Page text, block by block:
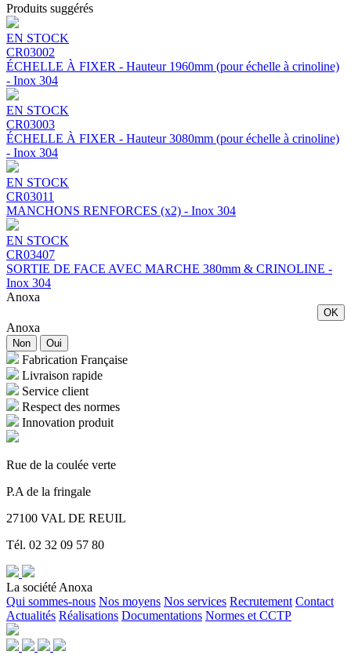
Produits suggérés
EN STOCK
CR03002
ÉCHELLE À FIXER - Hauteur 1960mm (pour échelle à crinoline)
- Inox 304
EN STOCK
CR03003
ÉCHELLE À FIXER - Hauteur 3080mm (pour échelle à crinoline)
- Inox 304
EN STOCK
CR03011
MANCHONS RENFORCES (x2) - Inox 304
EN STOCK
CR03407
SORTIE DE FACE AVEC MARCHE 380mm & CRINOLINE -
Inox 304
Anoxa
OK
Anoxa
Non Oui
Fabrication Française
Livraison rapide
Service client
Respect des normes
Innovation produit
Rue de la coulée verte
P.A de la fringale
27100 VAL DE REUIL
Tél. 02 32 09 57 80
La société Anoxa
Qui sommes-nous Nos moyens Nos services Recrutement Contact
Actualités Réalisations Documentations Normes et CCTP